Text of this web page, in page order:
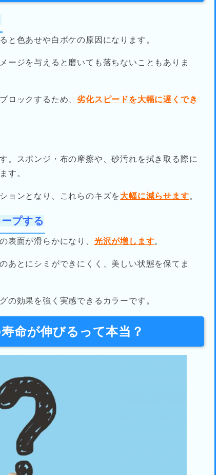
と色あせや白ボケの原因になります。
ージを与えると磨いても落ちないこともありま
ロックするため、劣化スピードを大幅に遅くでき
。スポンジ・布の摩擦や、砂汚れを拭き取る際に
す。
ョンとなり、これらのキズを大幅に減らせます。
プする
表面が滑らかになり、 光沢が増します。
あとにシミができにくく、美しい状態を保てま
の効果を強く実感できるカラーです。
命が伸びるって本当？